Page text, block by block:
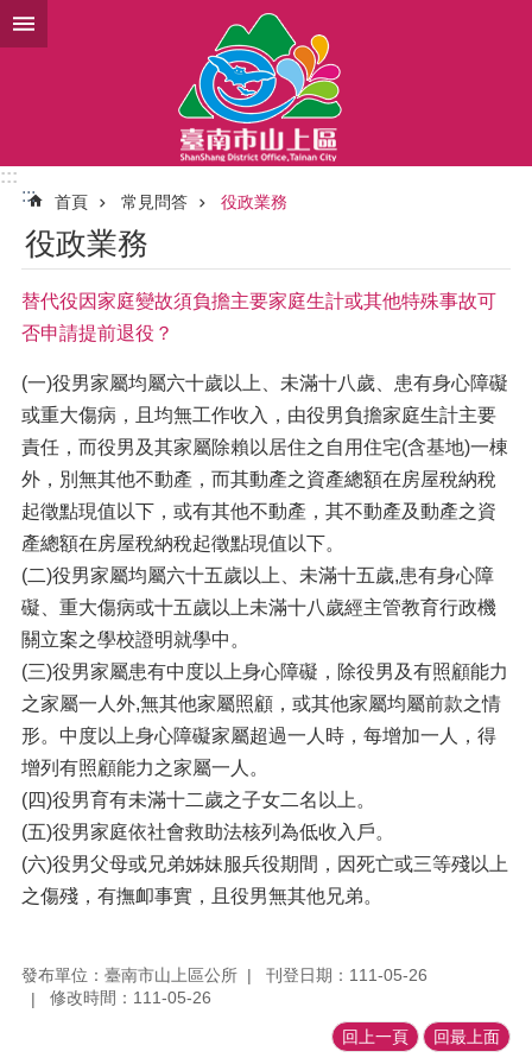
跳到主要內容區塊
:::
:::
首頁 常見問答 役政業務
役政業務
替代役因家庭變故須負擔主要家庭生計或其他特殊事故可
否申請提前退役？
(一)役男家屬均屬六十歲以上、未滿十八歲、患有身心障礙
或重大傷病，且均無工作收入，由役男負擔家庭生計主要
責任，而役男及其家屬除賴以居住之自用住宅(含基地)一棟
外，別無其他不動產，而其動產之資產總額在房屋稅納稅
起徵點現值以下，或有其他不動產，其不動產及動產之資
產總額在房屋稅納稅起徵點現值以下。
(二)役男家屬均屬六十五歲以上、未滿十五歲,患有身心障
礙、重大傷病或十五歲以上未滿十八歲經主管教育行政機
關立案之學校證明就學中。
(三)役男家屬患有中度以上身心障礙，除役男及有照顧能力
之家屬一人外,無其他家屬照顧，或其他家屬均屬前款之情
形。中度以上身心障礙家屬超過一人時，每增加一人，得
增列有照顧能力之家屬一人。
(四)役男育有未滿十二歲之子女二名以上。
(五)役男家庭依社會救助法核列為低收入戶。
(六)役男父母或兄弟姊妹服兵役期間，因死亡或三等殘以上
之傷殘，有撫卹事實，且役男無其他兄弟。
發布單位：臺南市山上區公所
刊登日期：111-05-26
修改時間：111-05-26
回上一頁 回最上面